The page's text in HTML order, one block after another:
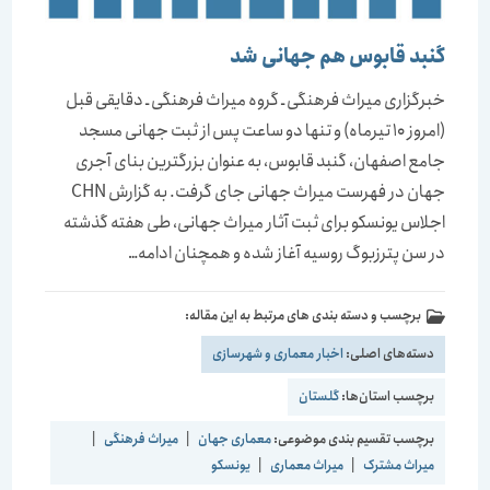
گنبد قابوس هم جهانی شد
خبرگزاری میراث فرهنگی ـ گروه میراث فرهنگی ـ دقایقی قبل
(امروز 10 تیرماه) و تنها دو ساعت پس از ثبت جهانی مسجد
جامع اصفهان، گنبد قابوس، به عنوان بزرگترین بنای آجری
جهان در فهرست میراث جهانی جای گرفت. به گزارش CHN
اجلاس یونسکو برای ثبت آثار میراث جهانی، طی هفته گذشته
در سن پترزبوگ روسیه آغاز شده و همچنان ادامه…
برچسب و دسته بندی های مرتبط به این مقاله:
دسته‌های اصلی:اخبار معماری و شهرسازی
برچسب استان‌ها:گلستان
برچسب تقسیم بندی موضوعی:معماری جهان | میراث فرهنگی |
میراث مشترک | میراث معماری | یونسکو